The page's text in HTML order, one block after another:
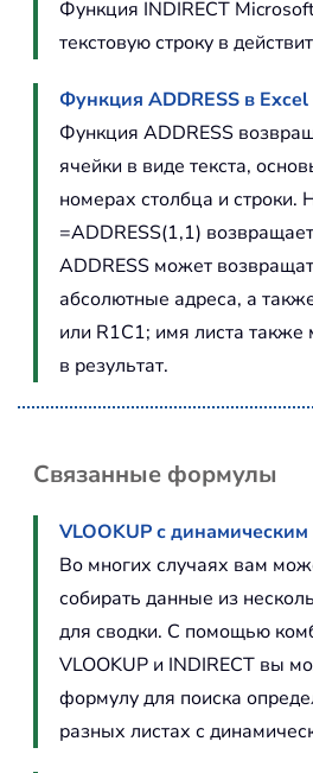
Функция INDIRECT
текстовую строку в
Функция ADDRESS в Excel
Функция ADDRESS
ячейки в виде текста,
номерах столбца и
=ADDRESS(1,1)
ADDRESS может
абсолютные адреса, а
или R1C1; имя листа
в результат.
Связанные формулы
VLOOKUP с
Во многих случаях вам
собирать данные из
для сводки. С помощью
VLOOKUP и INDIRECT вы
формулу для поиска
разных листах с